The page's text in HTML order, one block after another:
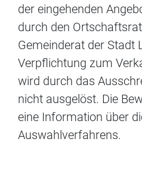
der eingehenden
durch den
Gemeinderat der Stadt
Verpflichtung zum
wird durch das
nicht ausgelöst. Die
eine Information über
Auswahlverfahrens.